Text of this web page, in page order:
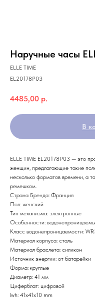
Наручные часы
ELLE TIME
EL20178P03
4485,00 р.
В
ELLE TIME EL20178P03 — это
женщин, предлагающие такие
несколько форматов времени, а
ремешком.
Страна Бренда: Франция
Пол: женский
Тип механизма: электронные
Особенности:
Класс водонепроницаемости:
Материал корпуса: сталь
Материал браслета: силикон
Источник энергии: от батарейки
Форма: круглые
Диаметр: 41 мм
Циферблат: цифровой
lwh: 41x41x10 mm